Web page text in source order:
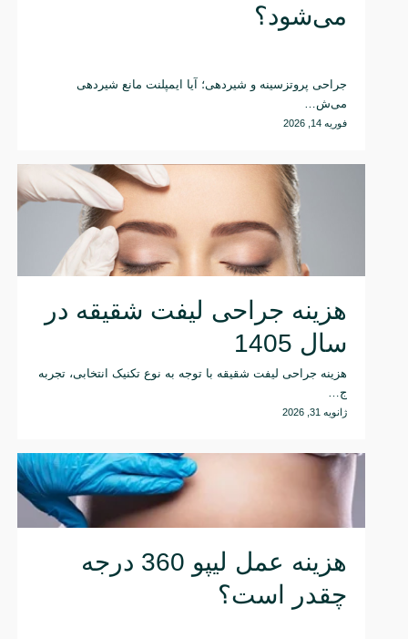
می‌شود؟
جراحی پروتزسینه و شیردهی؛ آیا ایمپلنت مانع شیردهی
می‌ش…
فوریه 14, 2026
هزینه جراحی لیفت شقیقه در
سال 1405
هزینه جراحی لیفت شقیقه با توجه به نوع تکنیک انتخابی، تجربه
ج…
ژانویه 31, 2026
هزینه عمل لیپو 360 درجه
چقدر است؟